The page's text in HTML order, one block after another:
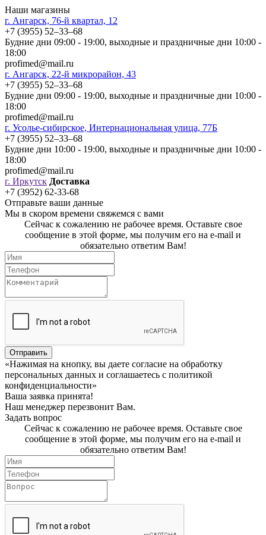
Наши магазины
г. Ангарск, 76-й квартал, 12
+7 (3955) 52‒33‒68
Будние дни 09:00 - 19:00, выходные и праздничные дни 10:00 -
18:00
profimed@mail.ru
г. Ангарск, 22-й микрорайон, 43
+7 (3955) 52‒33‒68
Будние дни 09:00 - 19:00, выходные и праздничные дни 10:00 -
18:00
profimed@mail.ru
г. Усолье-сибирское, Интернациональная улица, 77Б
+7 (3955) 52‒33‒68
Будние дни 10:00 - 19:00, выходные и праздничные дни 10:00 -
18:00
profimed@mail.ru
г. Иркутск Доставка
+7 (3952) 62-33-68
Отправьте ваши данные
Мы в скором времени свяжемся с вами
Сейчас к сожалению не рабочее время. Оставьте свое
сообщение в этой форме, мы получим его на e-mail и
обязательно ответим Вам!
Отправить
«Нажимая на кнопку, вы даете согласие на обработку
персональных данных и соглашаетесь c политикой
конфиденциальности»
Ваша заявка принята!
Наш менеджер перезвонит Вам.
Задать вопрос
Сейчас к сожалению не рабочее время. Оставьте свое
сообщение в этой форме, мы получим его на e-mail и
обязательно ответим Вам!